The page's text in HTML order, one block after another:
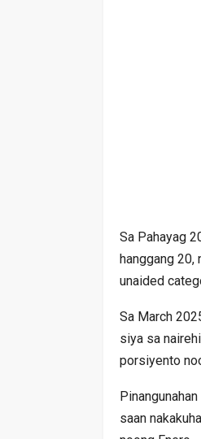
Sa Pahayag
hanggang 20,
unaided
Sa March
siya sa
porsiyento
saan